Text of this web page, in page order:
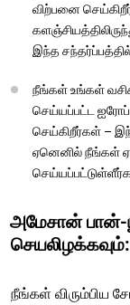
விற்பனை
இந்த
நீங்கள் உங்கள்
செய்யப்பட்ட
செய்கிறீர்கள் –
ஏனெனில் நீங்கள்
அமேசான் பான்-
நீங்கள் விரும்பிய